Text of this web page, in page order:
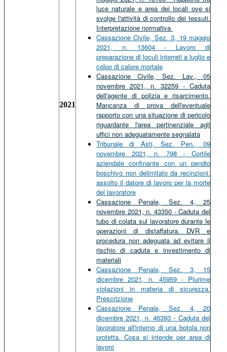
2021
luce naturale e area dei locali ove si
svolge l'attività di controllo dei tessuti.
Interpretazione normativa
Cassazione Civile, Sez. 3, 19 maggio
2021, n. 13604 - Lavoro di
preparazione di loculi interrati a luglio e
colpo di calore mortale
Cassazione Civile, Sez. Lav., 05
novembre 2021, n. 32259 - Caduta
dell'agente di polizia e risarcimento.
Mancanza di prova dell'eventuale
rapporto con una situazione di pericolo
riguardante l'area pertinenziale agli
uffici non adeguatamente segnalata
Tribunale di Asti, Sez. Pen., 09
novembre 2021, n. 798 - Cortile
aziendale confinante con un pendio
boschivo non delimitato da recinzioni:
assolto il datore di lavoro per la morte
del lavoratore
Cassazione Penale, Sez. 4, 25
novembre 2021, n. 43350 - Caduta del
tubo di colata sul lavoratore durante le
operazioni di distaffatura. DVR e
procedura non adeguata ad evitare il
rischio di caduta e investimento di
materiali
Cassazione Penale, Sez. 3, 15
dicembre 2021, n. 45959 - Plurime
violazioni in materia di sicurezza.
Prescrizione
Cassazione Penale, Sez. 4, 20
dicembre 2021, n. 46393 - Caduta del
lavoratore all'interno di una botola non
protetta. Cosa si intende per area di
lavoro